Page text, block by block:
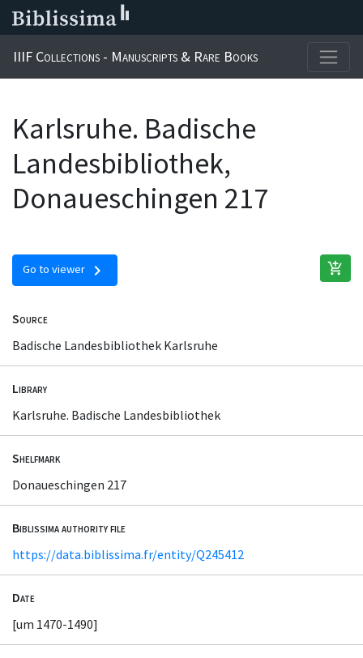
IIIF Collections - Manuscripts & Rare Books
Karlsruhe. Badische
Landesbibliothek,
Donaueschingen 217
Go to viewer chevron_right add_shopping_cart
Source
Badische Landesbibliothek Karlsruhe
Library
Karlsruhe. Badische Landesbibliothek
Shelfmark
Donaueschingen 217
Biblissima authority file
https://data.biblissima.fr/entity/Q245412
Date
[um 1470-1490]